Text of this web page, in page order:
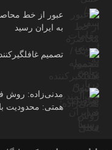
عبور از خط
به ایران رسید
تصمیم
مدنی‌زاده: روش
همتی: محدودیت